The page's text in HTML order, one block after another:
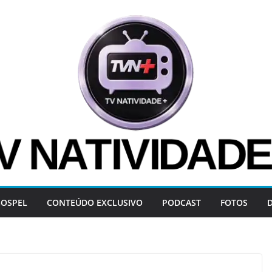
CONTEÚDO EXCLUSIVO PODCAST FOTOS